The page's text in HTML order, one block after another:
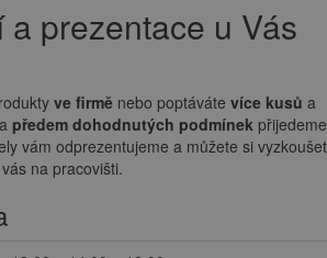
a prezentace u Vás
ve firmě nebo poptáváte více kusů a
předem dohodnutých podmínek přijedeme
vám odprezentujeme a můžete si vyzkoušet
na pracovišti.